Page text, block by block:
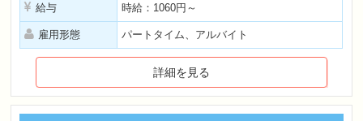
給与 時給：1060円～
雇用形態 パートタイム、アルバイト
詳細を見る